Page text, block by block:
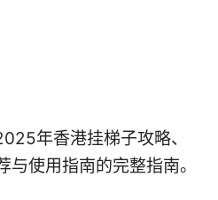
年香港挂梯子攻略、
使用指南的完整指南。